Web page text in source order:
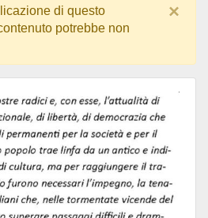
di questo
potrebbe non
×